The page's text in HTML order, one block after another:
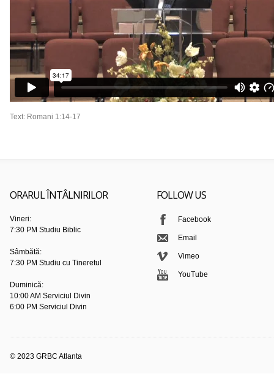
Text: Romani 1:14-17
ORARUL ÎNTÂLNIRILOR
Vineri:
7:30 PM Studiu Biblic
Sâmbătă:
7:30 PM Studiu cu Tineretul
Duminică:
10:00 AM Serviciul Divin
6:00 PM Serviciul Divin
FOLLOW US
Facebook
Email
Vimeo
YouTube
© 2023 GRBC Atlanta